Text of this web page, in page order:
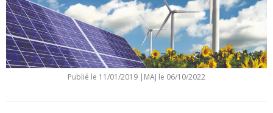
Publié le 11/01/2019 | MAJ le 06/10/2022